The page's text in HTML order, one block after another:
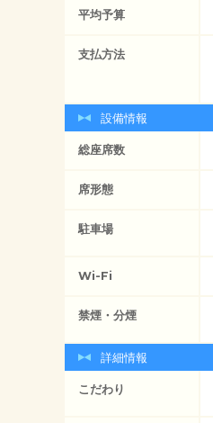
平均予算
支払方法
設備情報
総座席数
席形態
駐車場
Wi-Fi
禁煙・分煙
詳細情報
こだわり